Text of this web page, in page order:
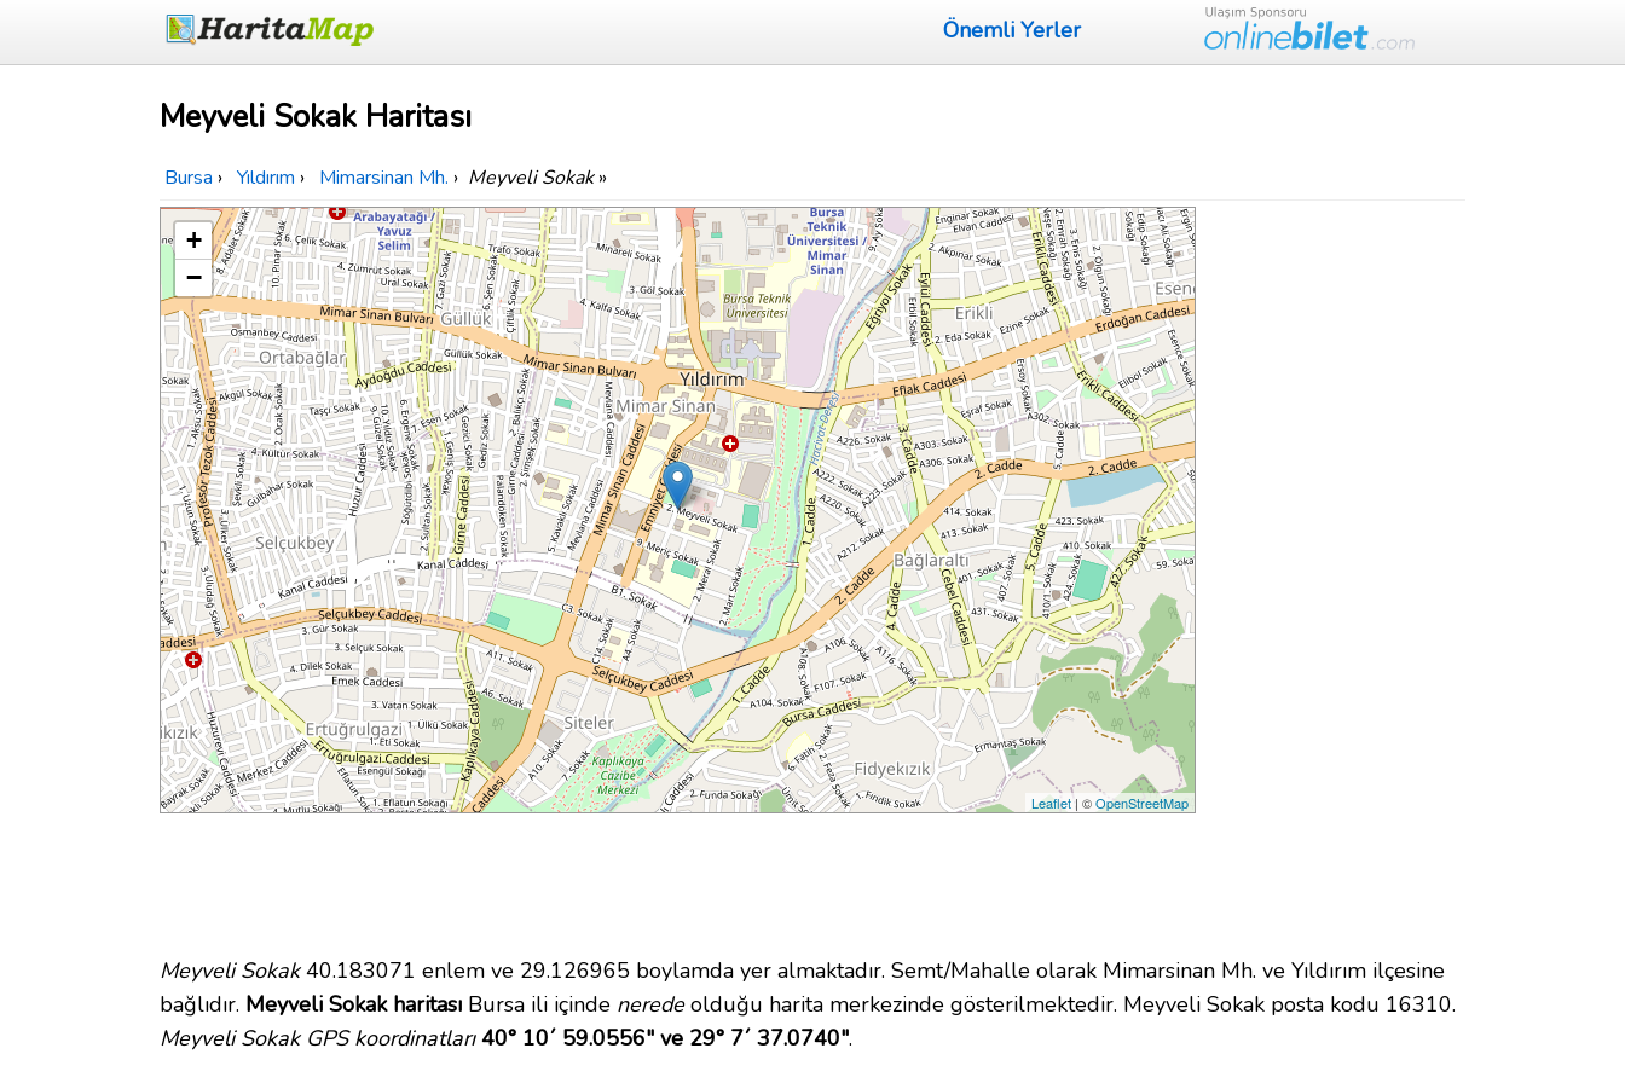
Önemli Yerler
Meyveli Sokak Haritası
Bursa › Yıldırım › Mimarsinan Mh. › Meyveli Sokak»
+
−
Leaflet | ©OpenStreetMap
Meyveli Sokak40.183071 enlem ve 29.126965 boylamda yer almaktadır. Semt/Mahalle olarak Mimarsinan Mh. ve Yıldırım ilçesine
bağlıdır. Meyveli Sokak haritası Bursa ili içinde neredeolduğu harita merkezinde gösterilmektedir. Meyveli Sokak posta kodu 16310.
Meyveli Sokak GPS koordinatları 40° 10´ 59.0556" ve 29° 7´ 37.0740".